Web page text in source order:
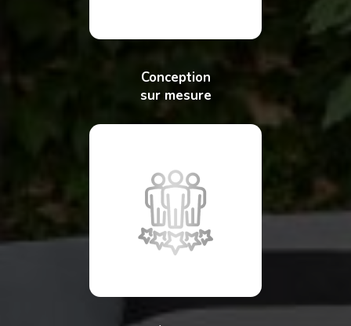
Conception
sur mesure